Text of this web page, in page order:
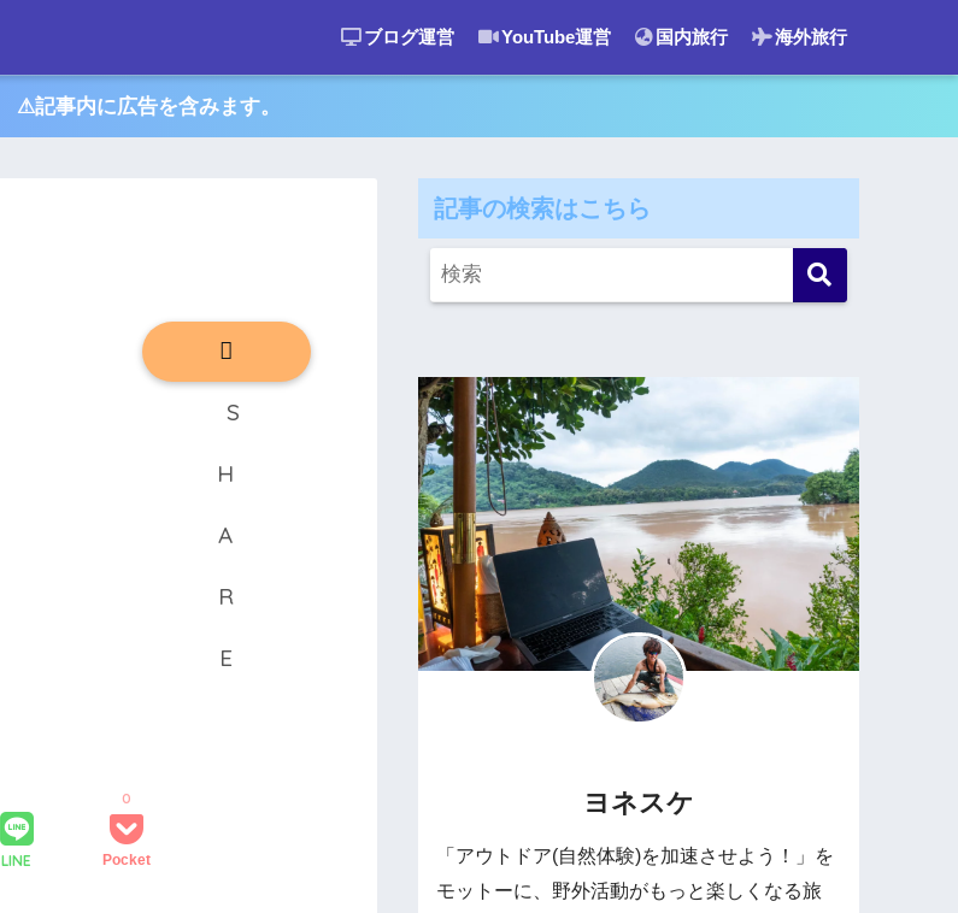
ブログ運営 YouTube運営 国内旅行 海外旅行
⚠︎記事内に広告を含みます。
LINE Pocket
0
記事の検索はこちら
ヨネスケ
「アウトドア(自然体験)を加速させよう！」を
モットーに、野外活動がもっと楽しくなる旅